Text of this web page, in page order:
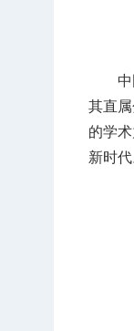
其直
的学
新时代